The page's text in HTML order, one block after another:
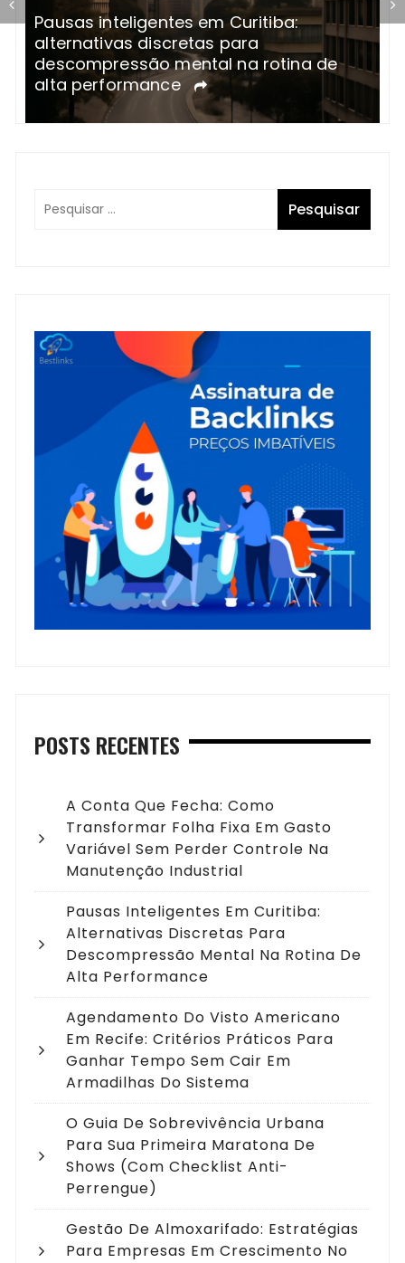
Agendamento do visto americano em
Recife: critérios práticos para ganhar
tempo sem cair em armadilhas do
sistema
POSTS RECENTES
A Conta Que Fecha: Como
Transformar Folha Fixa Em Gasto
Variável Sem Perder Controle Na
Manutenção Industrial
Pausas Inteligentes Em Curitiba:
Alternativas Discretas Para
Descompressão Mental Na Rotina De
Alta Performance
Agendamento Do Visto Americano
Em Recife: Critérios Práticos Para
Ganhar Tempo Sem Cair Em
Armadilhas Do Sistema
O Guia De Sobrevivência Urbana
Para Sua Primeira Maratona De
Shows (com Checklist Anti-
Perrengue)
Gestão De Almoxarifado: Estratégias
Para Empresas Em Crescimento No